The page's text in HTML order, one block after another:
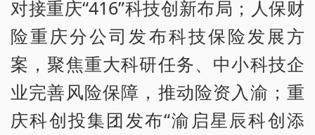
对接重庆“416”科技创新布局；人保财
险重庆分公司发布科技保险发展方
案，聚焦重大科研任务、中小科技企
业完善风险保障，推动险资入渝；重
庆科创投集团发布“渝启星辰科创添